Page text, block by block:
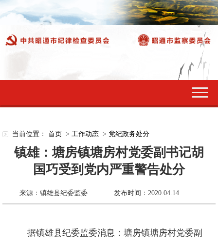
切
当前位置： 首页 > 工作动态 > 党纪政务处分
镇雄：塘房镇塘房村党委副书记胡
国巧受到党内严重警告处分
来源：镇雄县纪委监委 发布时间：2020.04.14
据镇雄县纪委监委消息：塘房镇塘房村党委副